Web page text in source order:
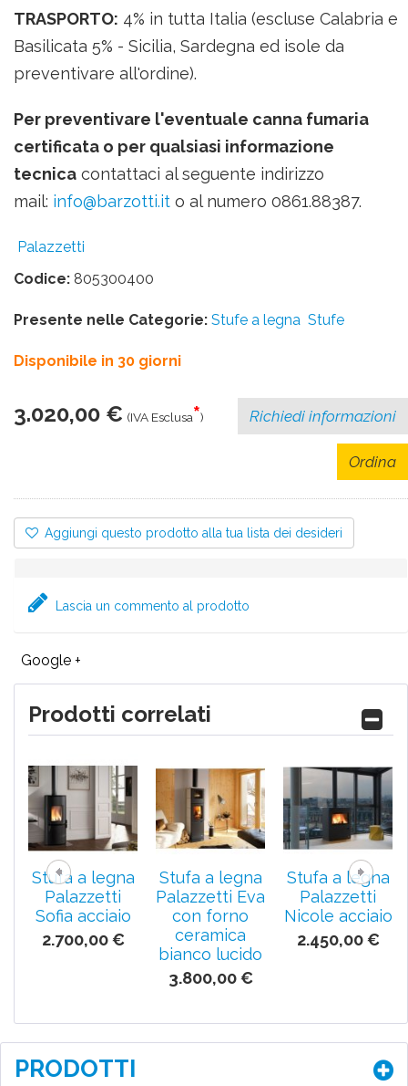
TRASPORTO: 4% in tutta Italia (escluse Calabria e
Basilicata 5% - Sicilia, Sardegna ed isole da
preventivare all'ordine).
Per preventivare l'eventuale canna fumaria
certificata o per qualsiasi informazione
tecnica contattaci al seguente indirizzo
mail: info@barzotti.it o al numero 0861.88387.
Palazzetti
Codice: 805300400
Presente nelle Categorie: Stufe a legna Stufe
Disponibile in 30 giorni
3.020,00 € (IVA Esclusa*) Richiedi informazioni
Ordina
Aggiungi questo prodotto alla tua lista dei desideri
Lascia un commento al prodotto
Google +
Prodotti correlati
Stufa a legna
Palazzetti
Sofia acciaio
2.700,00 €
Stufa a legna
Palazzetti Eva
con forno
ceramica
bianco lucido
3.800,00 €
Stufa a legna
Palazzetti
Nicole acciaio
2.450,00 €
PRODOTTI